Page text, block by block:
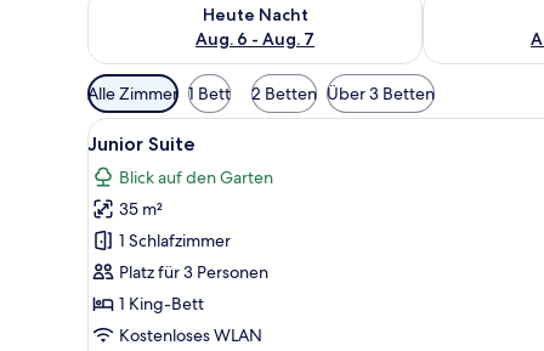
Heute Nacht
Aug. 6 - Aug. 7
Verfügbare
Filter
für
Zimmer
Alle Zimmer 1 Bett 2 Betten Über 3 Betten
Alle
Fotos
für
Junior
Suite
anzeigen
Ein Grundriss eines
2
Junior Suite
Blick auf den Garten
35 m²
1 Schlafzimmer
Platz für 3 Personen
1 King-Bett
Kostenloses WLAN